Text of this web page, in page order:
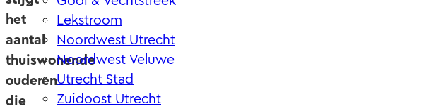
Lekstroom
Noordwest Utrecht
Noordwest Veluwe
Utrecht Stad
Zuidoost Utrecht
het
aantal
thuiswonende
ouderen
die